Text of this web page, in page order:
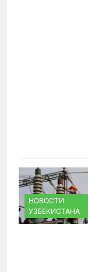
НОВОСТИ
УЗБЕКИСТАНА